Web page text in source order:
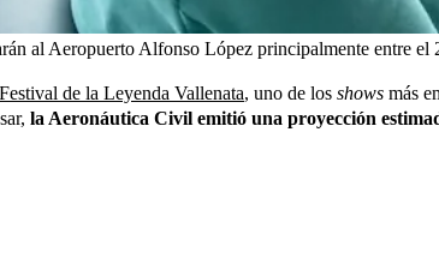
al Aeropuerto Alfonso López principalmente entre
de la Leyenda Vallenata, uno de los shows más
la Aeronáutica Civil emitió una proyección